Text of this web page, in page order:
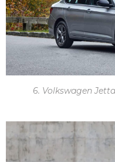
6. Volkswagen